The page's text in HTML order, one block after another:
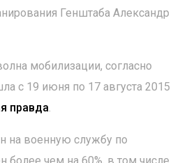
Генштаба Александр
мобилизации, согласно
с 19 июня по 17 августа 2015
правда.
на военную службу по